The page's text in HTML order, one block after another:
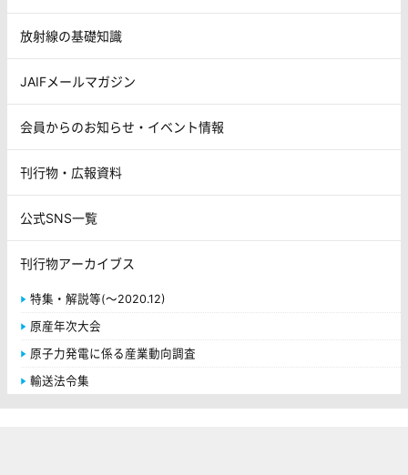
放射線の基礎知識
JAIFメールマガジン
会員からのお知らせ・イベント情報
刊行物・広報資料
公式SNS一覧
刊行物アーカイブス
特集・解説等(～2020.12)
原産年次大会
原子力発電に係る産業動向調査
輸送法令集